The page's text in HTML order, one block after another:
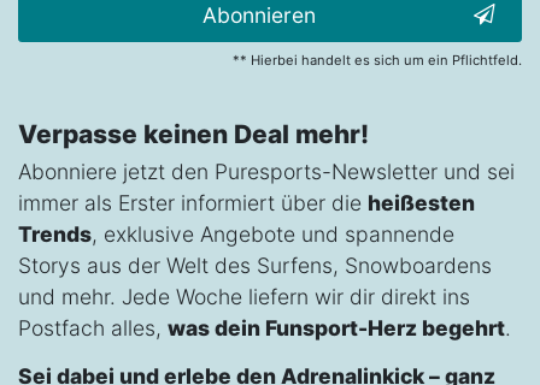
Abonnieren
** Hierbei handelt es sich um ein Pflichtfeld.
Verpasse keinen Deal mehr!
Abonniere jetzt den Puresports-Newsletter und sei
immer als Erster informiert über die heißesten
Trends, exklusive Angebote und spannende
Storys aus der Welt des Surfens, Snowboardens
und mehr. Jede Woche liefern wir dir direkt ins
Postfach alles, was dein Funsport-Herz begehrt.
Sei dabei und erlebe den Adrenalinkick – ganz